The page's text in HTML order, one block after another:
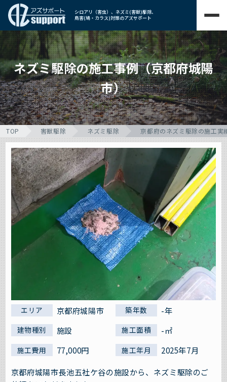
シロアリ（害虫）、ネズミ(害獣)駆除、
鳥害(鳩・カラス)対策のアズサポート
ネズミ駆除の施工事例（京都府城陽
市）
TOP 害獣駆除 ネズミ駆除 京都府のネズミ駆除の施工実
エリア 京都府城陽市 築年数 -年
建物種別 施設 施工面積 -㎡
施工費用 77,000円 施工年月
2025年7月
京都府城陽市長池五社ケ谷の施設から、ネズミ駆除のご